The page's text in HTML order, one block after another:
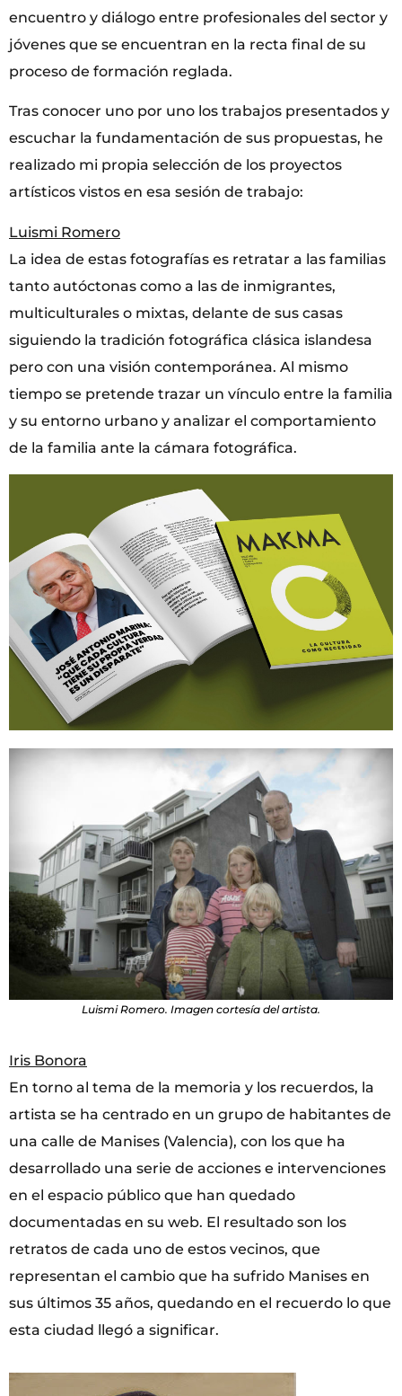
encuentro y diálogo entre profesionales del sector y
jóvenes que se encuentran en la recta final de su
proceso de formación reglada.
Tras conocer uno por uno los trabajos presentados y
escuchar la fundamentación de sus propuestas, he
realizado mi propia selección de los proyectos
artísticos vistos en esa sesión de trabajo:
Luismi Romero
La idea de estas fotografías es retratar a las familias
tanto autóctonas como a las de inmigrantes,
multiculturales o mixtas, delante de sus casas
siguiendo la tradición fotográfica clásica islandesa
pero con una visión contemporánea. Al mismo
tiempo se pretende trazar un vínculo entre la familia
y su entorno urbano y analizar el comportamiento
de la familia ante la cámara fotográfica.
Luismi Romero. Imagen cortesía del artista.
Iris Bonora
En torno al tema de la memoria y los recuerdos, la
artista se ha centrado en un grupo de habitantes de
una calle de Manises (Valencia), con los que ha
desarrollado una serie de acciones e intervenciones
en el espacio público que han quedado
documentadas en su web. El resultado son los
retratos de cada uno de estos vecinos, que
representan el cambio que ha sufrido Manises en
sus últimos 35 años, quedando en el recuerdo lo que
esta ciudad llegó a significar.